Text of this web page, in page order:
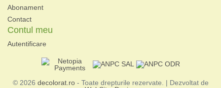
Abonament
Contact
Contul meu
Autentificare
© 2026 decolorat.ro- Toate drepturile rezervate. | Dezvoltat de